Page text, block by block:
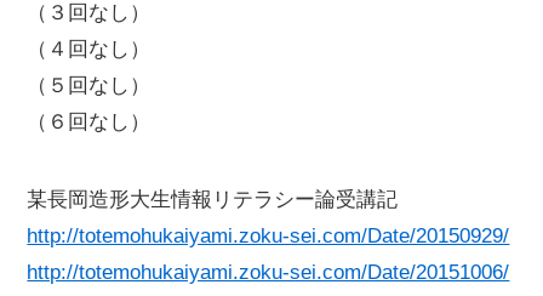
（３回なし）
（４回なし）
（５回なし）
（６回なし）
某長岡造形大生情報リテラシー論受講記
http://totemohukaiyami.zoku-sei.com/Date/20150929/
http://totemohukaiyami.zoku-sei.com/Date/20151006/